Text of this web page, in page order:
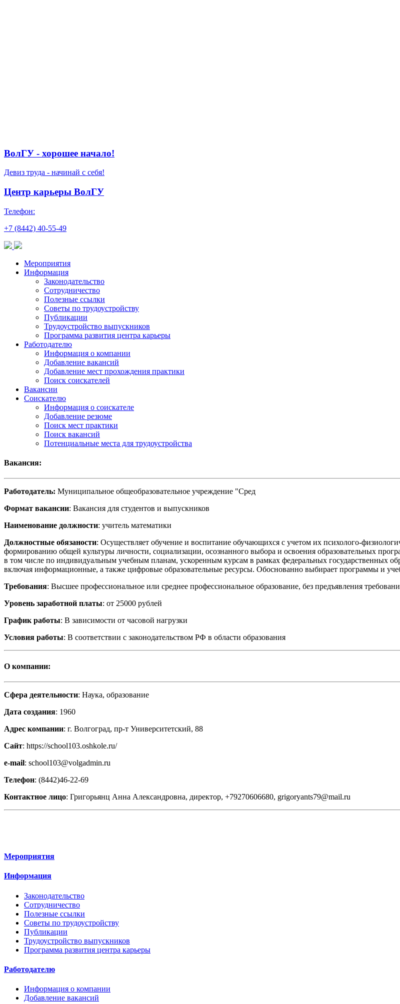
ВолГУ - хорошее начало!
Девиз труда - начинай с себя!
Центр карьеры ВолГУ
Телефон:
+7 (8442) 40-55-49
Мероприятия
Информация
Законодательство
Сотрудничество
Полезные ссылки
Советы по трудоустройству
Публикации
Трудоустройство выпускников
Программа развития центра карьеры
Работодателю
Информация о компании
Добавление вакансий
Добавление мест прохождения практики
Поиск соискателей
Вакансии
Соискателю
Информация о соискателе
Добавление резюме
Поиск мест практики
Поиск вакансий
Потенциальные места для трудоустройства
Вакансия:
Работодатель: Муниципальное общеобразовательное учреждение "Сред
Формат вакансии: Вакансия для студентов и выпускников
Наименование должности: учитель математики
Должностные обязаности: Осуществляет обучение и воспитание обучающихся с учетом их психолого-
формированию общей культуры личности, социализации, осознанного выбора и освоения образовательных
в том числе по индивидуальным учебным планам, ускоренным курсам в рамках федеральных государственных
включая информационные, а также цифровые образовательные ресурсы. Обоснованно выбирает программы и
Требования: Высшее профессиональное или среднее профессиональное образование, без предъявления
Уровень заработной платы: от 25000 рублей
График работы: В зависимости от часовой нагрузки
Условия работы: В соответствии с законодательством РФ в области образования
О компании:
Сфера деятельности: Наука, образование
Дата создания: 1960
Адрес компании: г. Волгоград, пр-т Университетский, 88
Сайт: https://school103.oshkole.ru/
e-mail: school103@volgadmin.ru
Телефон: (8442)46-22-69
Контактное лицо: Григорьянц Анна Александровна, директор, +79270606680, grigoryants79@mail.ru
Мероприятия
Информация
Законодательство
Сотрудничество
Полезные ссылки
Советы по трудоустройству
Публикации
Трудоустройство выпускников
Программа развития центра карьеры
Работодателю
Информация о компании
Добавление вакансий